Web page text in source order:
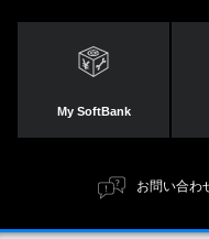
My SoftBank
お問い合わ